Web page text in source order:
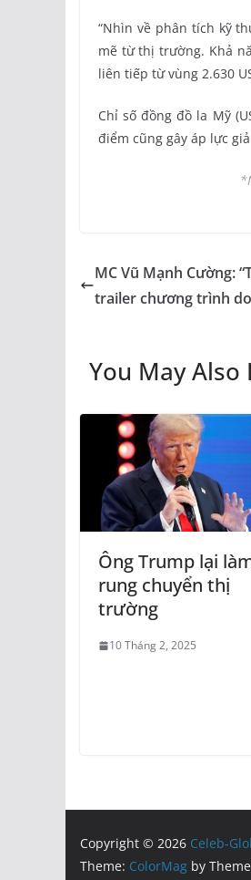
“Nhìn về phân tích kỹ
mẽ từ thị trường. Khả
liên tiếp từ vùng 2.630
Chỉ số đồng đồ la Mỹ
điểm cũng gây áp lực
MC Vũ Mạnh Cường:
trailer chương trình
You May Also
Ông Trump lại
rung chuyển thị
trường
10 Tháng 2, 2025
Copyright © 2026 Celeb-
Theme: ColorMag by